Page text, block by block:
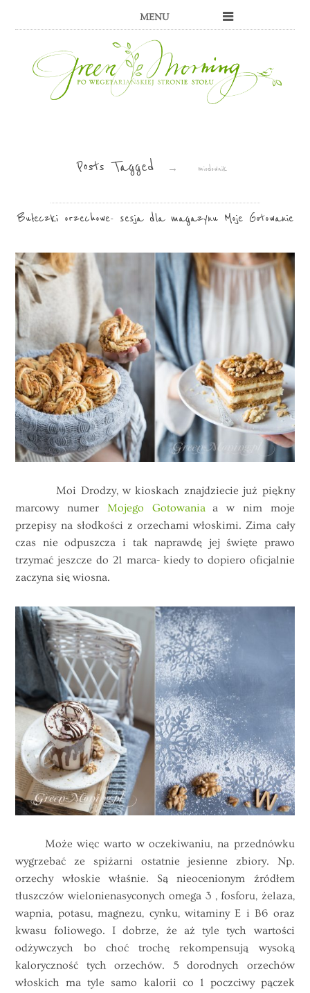
MENU
Posts Tagged → miodownik
Bułeczki orzechowe- sesja dla magazynu Moje Gotowanie
Moi Drodzy, w kioskach znajdziecie już piękny
marcowy numer Mojego Gotowaniaa w nim moje
przepisy na słodkości z orzechami włoskimi. Zima cały
czas nie odpuszcza i tak naprawdę jej święte prawo
trzymać jeszcze do 21 marca- kiedy to dopiero oficjalnie
zaczyna się wiosna.
Może więc warto w oczekiwaniu, na przednówku
wygrzebać ze spiżarni ostatnie jesienne zbiory. Np.
orzechy włoskie właśnie. Są nieocenionym źródłem
tłuszczów wielonienasyconych omega 3 , fosforu, żelaza,
wapnia, potasu, magnezu, cynku, witaminy E i B6 oraz
kwasu foliowego. I dobrze, że aż tyle tych wartości
odżywczych bo choć trochę rekompensują wysoką
kaloryczność tych orzechów. 5 dorodnych orzechów
włoskich ma tyle samo kalorii co 1 poczciwy pączek